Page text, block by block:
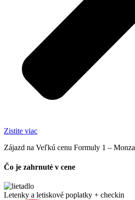
Zistite viac
Zájazd na Veľkú cenu Formuly 1 – Monza
Čo je zahrnuté v cene
Letenky a letiskové poplatky + checkin